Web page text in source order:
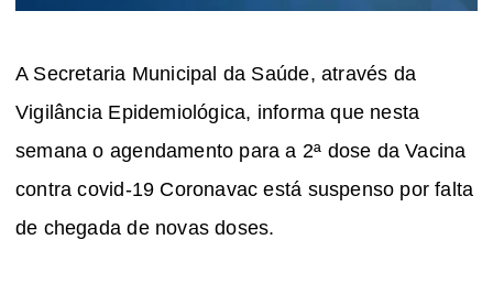
A Secretaria Municipal da Saúde, através da
Vigilância Epidemiológica, informa que nesta
semana o agendamento para a 2ª dose da Vacina
contra covid-19 Coronavac está suspenso por falta
de chegada de novas doses.